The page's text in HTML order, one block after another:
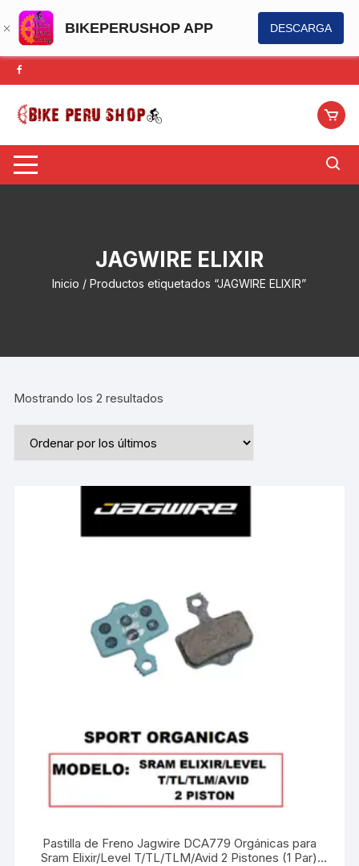
BIKEPERUSHOP APP DESCARGA
Saltar
al
contenido
JAGWIRE ELIXIR
Inicio / Productos etiquetados “JAGWIRE ELIXIR”
Mostrando los 2 resultados
Pastilla de Freno Jagwire DCA779 Orgánicas para
Sram Elixir/Level T/TL/TLM/Avid 2 Pistones (1 Par)